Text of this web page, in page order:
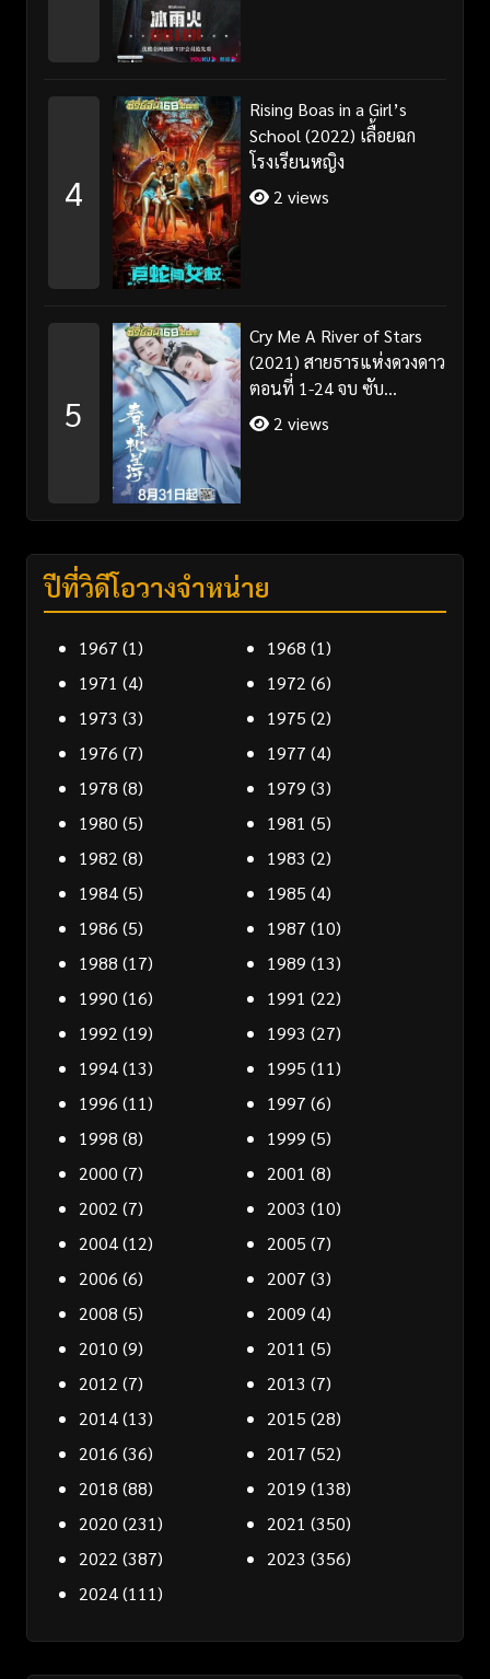
4
Rising Boas in a Girl’s
School (2022) เลื้อยฉก
โรงเรียนหญิง
2 views
5
Cry Me A River of Stars
(2021) สายธารแห่งดวงดาว
ตอนที่ 1-24 จบ ซับ
ไทย+พากย์ไทย
2 views
ปีที่วิดีโอวางจำหน่าย
1967 (1) 1968 (1)
1971 (4) 1972 (6)
1973 (3) 1975 (2)
1976 (7) 1977 (4)
1978 (8) 1979 (3)
1980 (5) 1981 (5)
1982 (8) 1983 (2)
1984(5) 1985 (4)
1986 (5) 1987 (10)
1988 (17) 1989 (13)
1990 (16) 1991 (22)
1992 (19) 1993 (27)
1994(13) 1995 (11)
1996 (11) 1997 (6)
1998 (8) 1999 (5)
2000 (7) 2001 (8)
2002 (7) 2003 (10)
2004(12) 2005 (7)
2006 (6) 2007 (3)
2008 (5) 2009 (4)
2010 (9) 2011 (5)
2012 (7) 2013 (7)
2014(13) 2015 (28)
2016 (36) 2017 (52)
2018 (88) 2019 (138)
2020 (231) 2021 (350)
2022 (387) 2023 (356)
2024(111)